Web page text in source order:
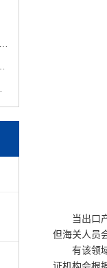
当出口产
但海关人员
有该领域
证机构会根